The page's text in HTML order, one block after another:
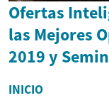
Ofertas
las Mejores
2019 y
INICIO